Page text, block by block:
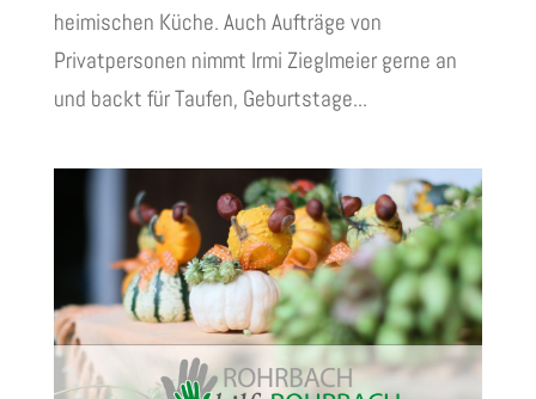
heimischen Küche. Auch Aufträge von
Privatpersonen nimmt Irmi Zieglmeier gerne an
und backt für Taufen, Geburtstage...